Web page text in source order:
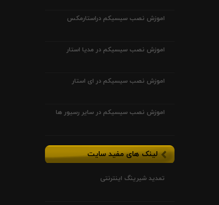
اموزش نصب سیسیکم دراستارمکس
اموزش نصب سیسیکم در مدیا استار
اموزش نصب سیسیکم در ای استار
اموزش نصب سیسیکم در سایر رسیور ها
لینک های مفید سایت
تمدید شیرینگ اینترنتی